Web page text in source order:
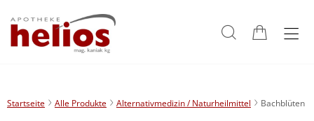
Startseite Alle Produkte Alternativmedizin / Naturheilmittel Bachblüten